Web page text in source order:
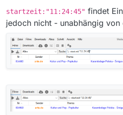
startzeit:"11:24:45" findet
jedoch nicht - unabhängig von